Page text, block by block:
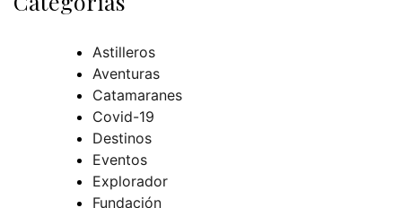
Astilleros
Aventuras
Catamaranes
Covid-19
Destinos
Eventos
Explorador
Fundación